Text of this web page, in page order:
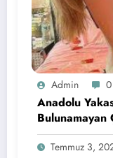
Admin 0
Anadolu
Bulunamayan
İçin Pratik
Temmuz 3,